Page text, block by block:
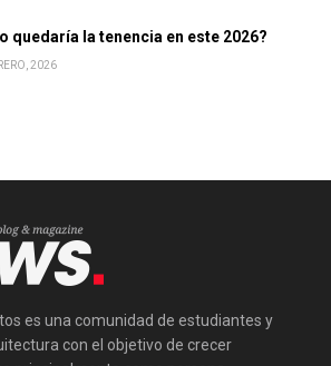
quedaría la tenencia en este 2026?
2026
es una comunidad de estudiantes y
con el objetivo de crecer